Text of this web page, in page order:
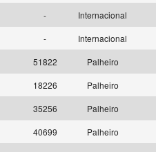
- Internacional
- Internacional
51822 Palheiro
18226 Palheiro
35256 Palheiro
40699 Palheiro